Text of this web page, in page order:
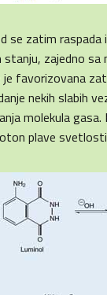
se zatim
zajedno sa
je favorizovana
nekih slabih
molekula
plave